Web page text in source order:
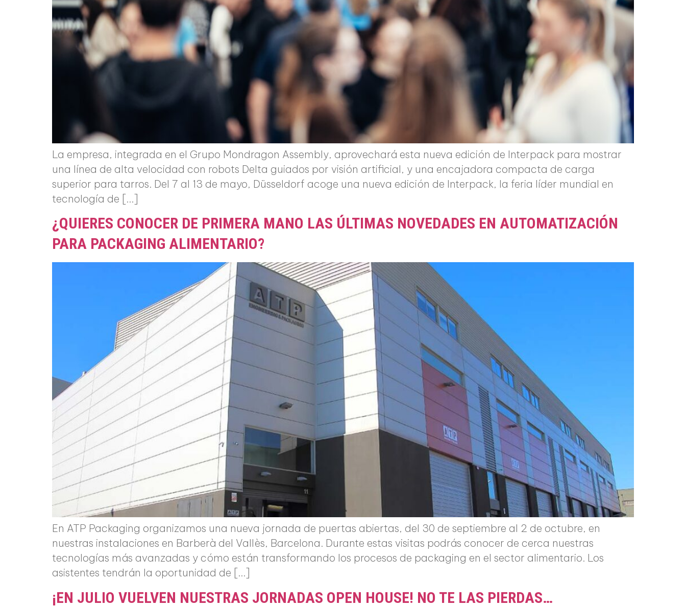
La empresa, integrada en el Grupo Mondragon Assembly, aprovechará esta nueva edición de Interpack para mostrar
una línea de alta velocidad con robots Delta guiados por visión artificial, y una encajadora compacta de carga
superior para tarros. Del 7 al 13 de mayo, Düsseldorf acoge una nueva edición de Interpack, la feria líder mundial en
tecnología de […]
¿QUIERES CONOCER DE PRIMERA MANO LAS ÚLTIMAS NOVEDADES EN AUTOMATIZACIÓN
PARA PACKAGING ALIMENTARIO?
En ATP Packaging organizamos una nueva jornada de puertas abiertas, del 30 de septiembre al 2 de octubre, en
nuestras instalaciones en Barberà del Vallès, Barcelona. Durante estas visitas podrás conocer de cerca nuestras
tecnologías más avanzadas y cómo están transformando los procesos de packaging en el sector alimentario. Los
asistentes tendrán la oportunidad de […]
¡EN JULIO VUELVEN NUESTRAS JORNADAS OPEN HOUSE! NO TE LAS PIERDAS…